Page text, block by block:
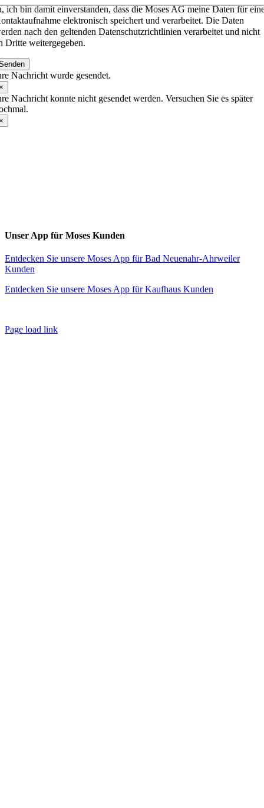
ich bin damit einverstanden, dass die Moses AG meine Daten für
elektronisch speichert und verarbeitet. Die Daten
nach den geltenden Datenschutzrichtlinien verarbeitet und nicht
Dritte weitergegeben.
Nachricht wurde gesendet.
Nachricht konnte nicht gesendet werden. Versuchen Sie es später
Unser App für Moses Kunden
Entdecken Sie unsere Moses App für Bad Neuenahr-Ahrweiler
Kunden
Entdecken Sie unsere Moses App für Kaufhaus Kunden
Page load link